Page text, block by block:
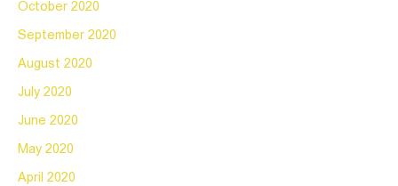
October 2020
September 2020
August 2020
July 2020
June 2020
May 2020
April 2020